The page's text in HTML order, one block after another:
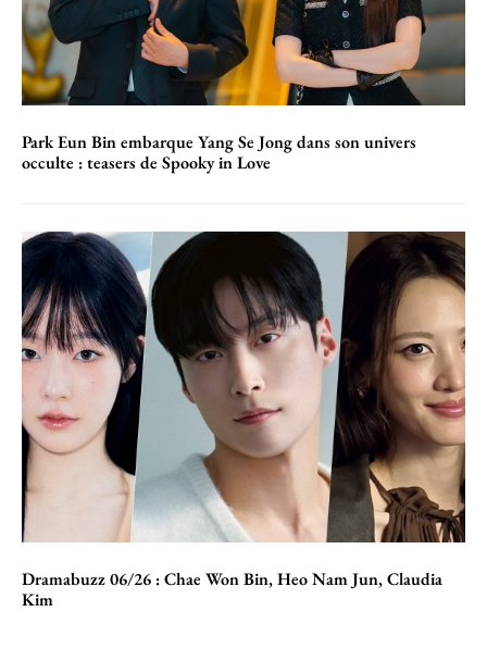
Park Eun Bin embarque Yang Se Jong dans son univers
occulte : teasers de Spooky in Love
Dramabuzz 06/26 : Chae Won Bin, Heo Nam Jun, Claudia
Kim